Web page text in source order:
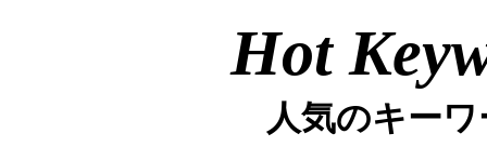
Hot
人気のキー